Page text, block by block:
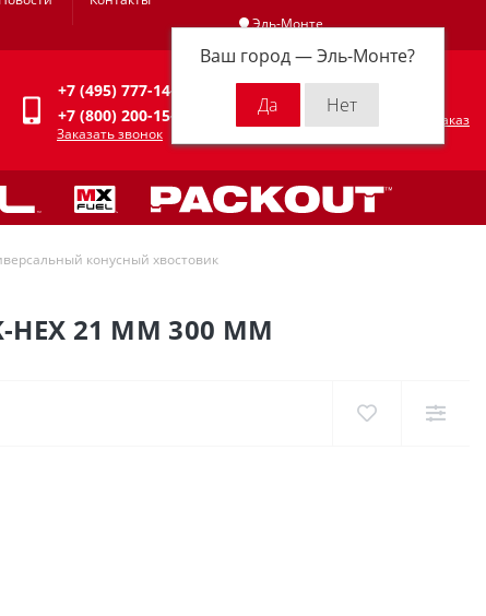
Эль-Монте
Ваш город —Эль-Монте?
Личный кабинет
+7 (495) 777-14-94
+7 (800) 200-15-94
Заказать звонок
Оформить заказ
конусный хвостовик
HEX 21 ММ 300 ММ